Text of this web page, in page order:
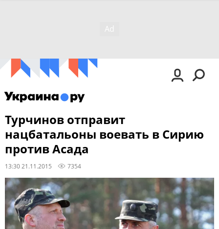
Турчинов отправит
нацбатальоны воевать в Сирию
против Асада
13:30 21.11.2015 7354